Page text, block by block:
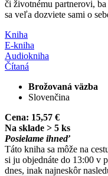
či životnému partnerovi,
sa veľa dozviete sami o
Kniha
E-kniha
Audiokniha
Čítaná
Brožovaná väzba
Slovenčina
Cena: 15,57 €
Na sklade > 5 ks
Posielame ihneď
Táto kniha sa môže na
si ju objednáte do 13:00 v
dnes, inak najneskôr